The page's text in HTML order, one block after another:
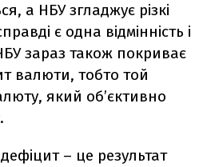
а НБУ згладжує різкі
є одна відмінність і
зараз також покриває
валюти, тобто той
який об’єктивно
– це результат